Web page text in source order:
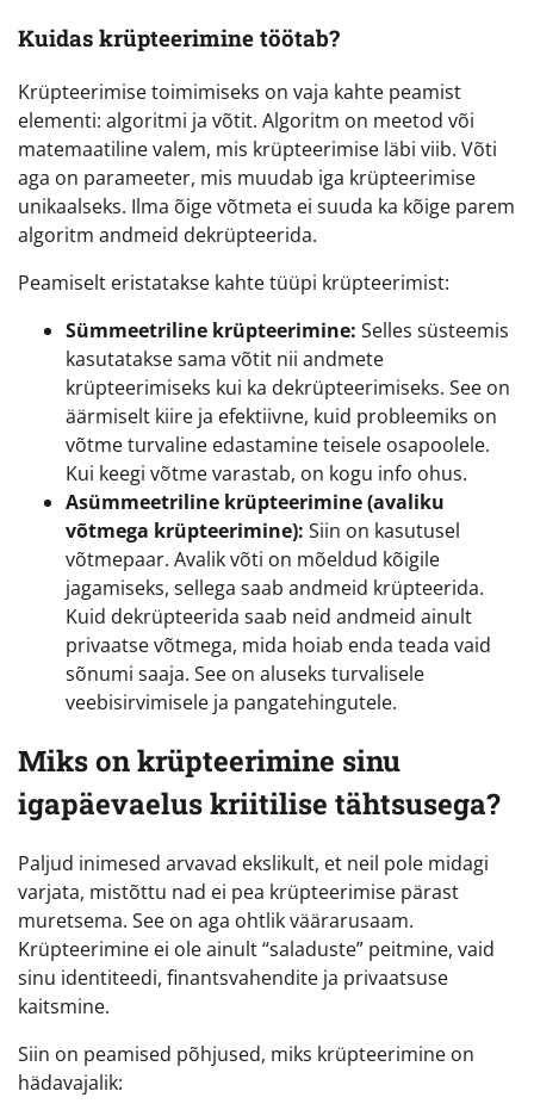
Kuidas krüpteerimine töötab?
Krüpteerimise toimimiseks on vaja kahte peamist
elementi: algoritmi ja võtit. Algoritm on meetod või
matemaatiline valem, mis krüpteerimise läbi viib. Võti
aga on parameeter, mis muudab iga krüpteerimise
unikaalseks. Ilma õige võtmeta ei suuda ka kõige parem
algoritm andmeid dekrüpteerida.
Peamiselt eristatakse kahte tüüpi krüpteerimist:
Sümmeetriline krüpteerimine: Selles süsteemis
kasutatakse sama võtit nii andmete
krüpteerimiseks kui ka dekrüpteerimiseks. See on
äärmiselt kiire ja efektiivne, kuid probleemiks on
võtme turvaline edastamine teisele osapoolele.
Kui keegi võtme varastab, on kogu info ohus.
Asümmeetriline krüpteerimine (avaliku
võtmega krüpteerimine): Siin on kasutusel
võtmepaar. Avalik võti on mõeldud kõigile
jagamiseks, sellega saab andmeid krüpteerida.
Kuid dekrüpteerida saab neid andmeid ainult
privaatse võtmega, mida hoiab enda teada vaid
sõnumi saaja. See on aluseks turvalisele
veebisirvimisele ja pangatehingutele.
Miks on krüpteerimine sinu
igapäevaelus kriitilise tähtsusega?
Paljud inimesed arvavad ekslikult, et neil pole midagi
varjata, mistõttu nad ei pea krüpteerimise pärast
muretsema. See on aga ohtlik väärarusaam.
Krüpteerimine ei ole ainult “saladuste” peitmine, vaid
sinu identiteedi, finantsvahendite ja privaatsuse
kaitsmine.
Siin on peamised põhjused, miks krüpteerimine on
hädavajalik: